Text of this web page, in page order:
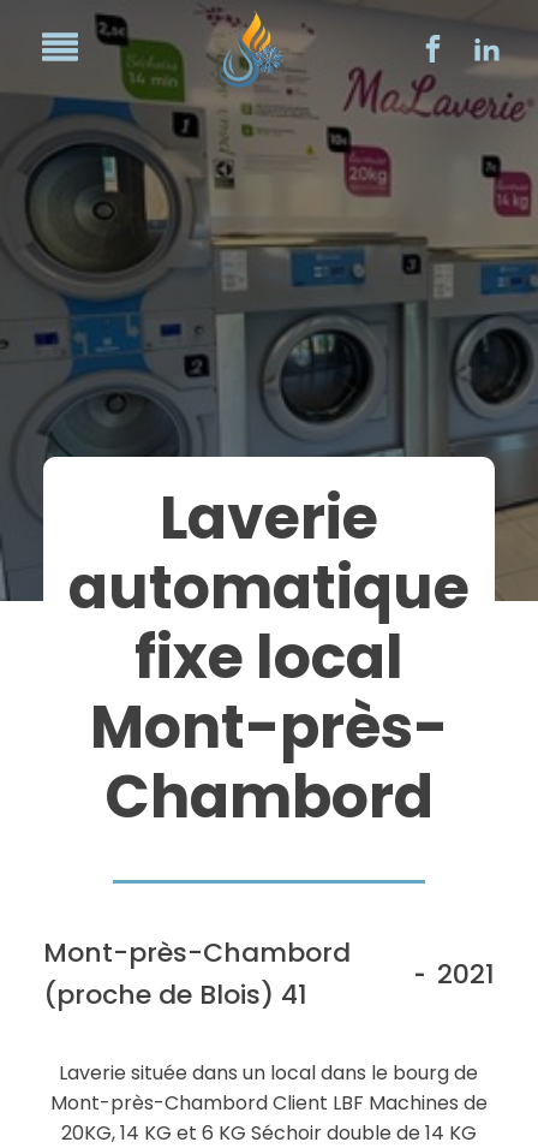
Laverie
automatique
fixe local
Mont-près-
Chambord
Mont-près-Chambord
(proche de Blois) 41
- 2021
Laverie située dans un local dans le bourg de
Mont-près-Chambord Client LBF Machines de
20KG, 14 KG et 6 KG Séchoir double de 14 KG